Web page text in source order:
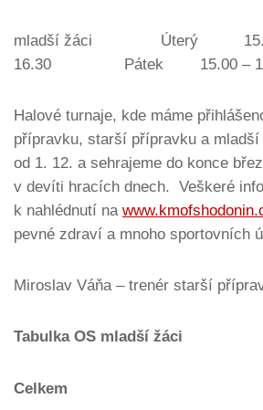
mladší žáci Úterý
16.30 Pátek 15.00 –
Halové turnaje, kde máme
přípravku, starší přípravku a
od 1. 12. a sehrajeme do konce
v devíti hracích dnech. Veškeré
k nahlédnutí na
pevné zdraví a mnoho sportovních
Miroslav Váňa – trenér starší
Tabulka OS mladší žáci
Celkem